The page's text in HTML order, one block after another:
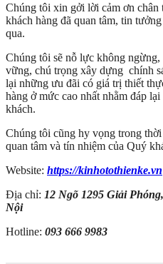
Chúng tôi xin gởi lời cảm ơn chân
khách hàng đã quan tâm, tin
qua.
Chúng tôi sẽ nỗ lực không
vững, chú trọng xây dựng chính
lại những ưu đãi có giá trị thiết
hàng ở mức cao nhất nhằm đáp
khách.
Chúng tôi cũng hy vọng trong
quan tâm và tín nhiệm của Quý
Website: https://kinhotothienke.vn
Địa chỉ: 12 Ngõ 1295 Giải
Nội
Hotline: 093 666 9983